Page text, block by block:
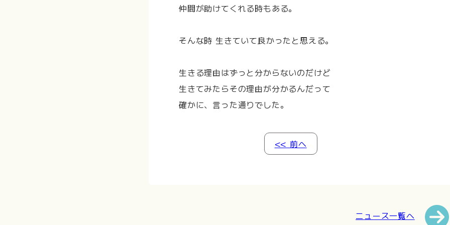
仲間が助けてくれる時もある。
そんな時 生きていて良かったと思える。
生きる理由はずっと分からないのだけど
生きてみたらその理由が分かるんだって
確かに、言った通りでした。
<< 前へ
ニュース一覧へ